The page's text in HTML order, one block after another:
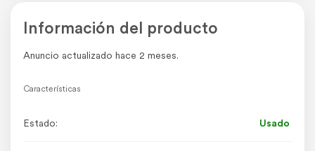
Información del producto
Anuncio actualizado hace 2 meses.
Características
Estado: Usado